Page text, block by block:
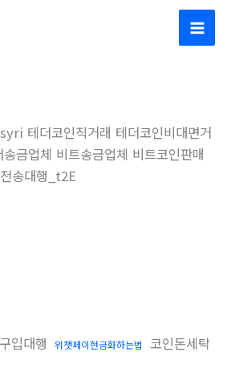
Main
테더코인직거래 테더코인비대면거
금업체 비트송금업체 비트코인판매
송대행_t2E
입대행 위챗페이현금화하는법
코인돈세탁